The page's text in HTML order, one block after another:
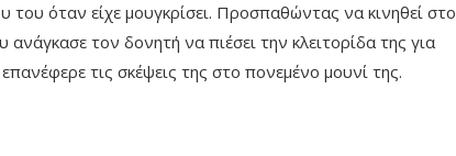
όταν είχε μουγκρίσει. Προσπαθώντας να κινηθεί στο
τον δονητή να πιέσει την κλειτορίδα της για
τις σκέψεις της στο πονεμένο μουνί της.